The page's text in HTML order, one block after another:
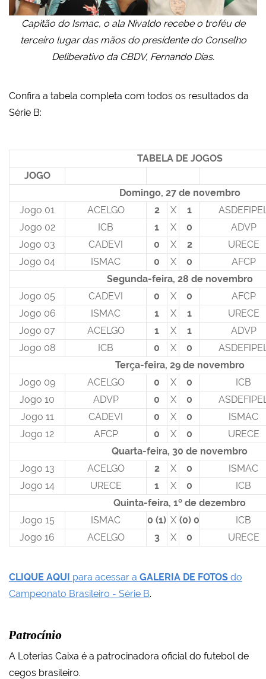
Capitão do Ismac, o ala Nivaldo recebe o troféu de
terceiro lugar das mãos do presidente do Conselho
Deliberativo da CBDV, Fernando Dias.
Confira a tabela completa com todos os resultados da
Série B:
TABELA DE JOGOS
JOGO
Domingo, 27 de novembro
Jogo 01
ACELGO 2 X 1
Jogo 02
ICB 1 X 0
ADVP
Jogo 03
CADEVI 0 X 2
URECE
Jogo 04
ISMAC 0 X 0
AFCP
Segunda-feira, 28 de novembro
Jogo 05
CADEVI 0 X 0
AFCP
Jogo 06
ISMAC 1 X 1
URECE
Jogo 07
ACELGO 1 X 1
ADVP
Jogo 08
ICB 0 X 0
Terça-feira, 29 de novembro
Jogo 09
ACELGO 0 X 0
ICB
Jogo 10
ADVP 0 X 0
Jogo 11
CADEVI 0 X 0
ISMAC
Jogo 12
AFCP 0 X 0
URECE
Quarta-feira, 30 de novembro
Jogo 13
ACELGO 2 X 0
ISMAC
Jogo 14
URECE 1 X 0
ICB
Quinta-feira, 1º de dezembro
Jogo 15
ISMAC 0 (1) X (0) 0
ICB
Jogo 16
ACELGO 3 X 0 URECE
CLIQUE AQUI para acessar a GALERIA DE FOTOS do
Campeonato Brasileiro - Série B.
Patrocínio
A Loterias Caixa é a patrocinadora oficial do futebol de
cegos brasileiro.